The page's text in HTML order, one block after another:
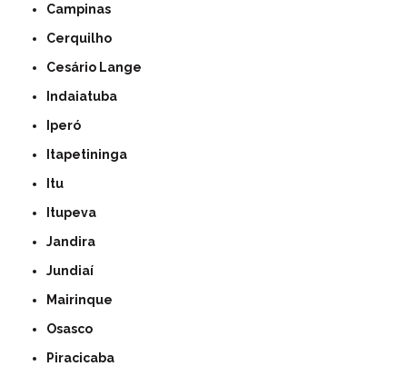
Campinas
Cerquilho
Cesário Lange
Indaiatuba
Iperó
Itapetininga
Itu
Itupeva
Jandira
Jundiaí
Mairinque
Osasco
Piracicaba